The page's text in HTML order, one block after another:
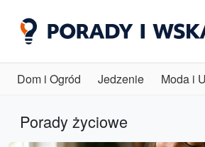
Dom i Ogród Jedzenie Moda i
Porady życiowe